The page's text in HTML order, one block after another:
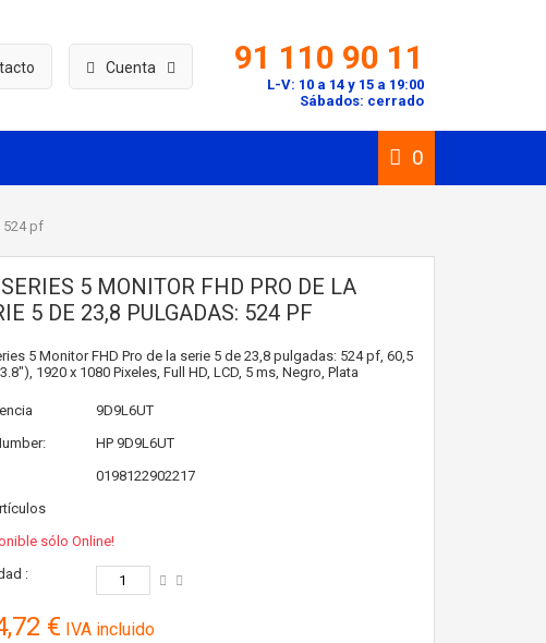
Cuenta 91 110 90 11
L-V: 10 a 14 y 15 a 19:00
Sábados: cerrado
0
524 pf
5 MONITOR FHD PRO DE LA
5 DE 23,8 PULGADAS: 524 PF
5 Monitor FHD Pro de la serie 5 de 23,8 pulgadas: 524 pf, 60,5
1920 x 1080 Pixeles, Full HD, LCD, 5 ms, Negro, Plata
9D9L6UT
HP 9D9L6UT
0198122902217
sólo Online!
:
€ IVA incluido